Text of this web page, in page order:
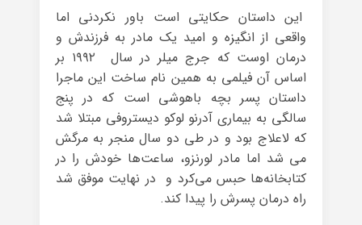
این داستان حکایتی است باور نکردنی اما
واقعی از انگیزه و امید یک مادر به فرزندش و
درمان اوست که جرج میلر در سال ۱۹۹۲ بر
اساس آن فیلمی به همین نام ساخت این ماجرا
داستان پسر بچه باهوشی است که در پنج
سالگی به بیماری آدرنو لوکو دیستروفی مبتلا شد
که لاعلاج بود و در طی دو سال منجر به مرگش
می شد اما مادر لورنزو، ساعت‌ها خودش را در
کتابخانه‌ها حبس می‌کرد و در نهایت موفق شد
راه درمان پسرش را پیدا کند.